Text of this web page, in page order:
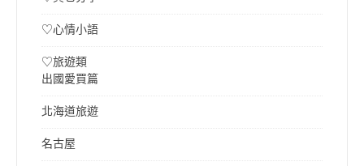
♡心情小語
♡旅遊類
出國愛買篇
北海道旅遊
名古屋